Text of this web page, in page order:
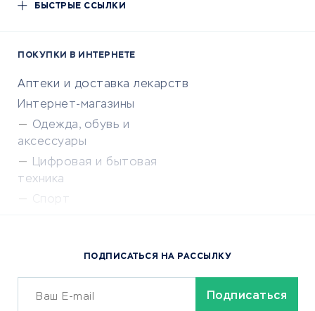
БЫСТРЫЕ ССЫЛКИ
ПОКУПКИ В ИНТЕРНЕТЕ
Аптеки и доставка лекарств
Интернет-магазины
Одежда, обувь и
аксессуары
Цифровая и бытовая
техника
Спорт
Сервисы доставки
ОБУЧЕНИЕ И РАБОТА
ПОДПИСАТЬСЯ НА РАССЫЛКУ